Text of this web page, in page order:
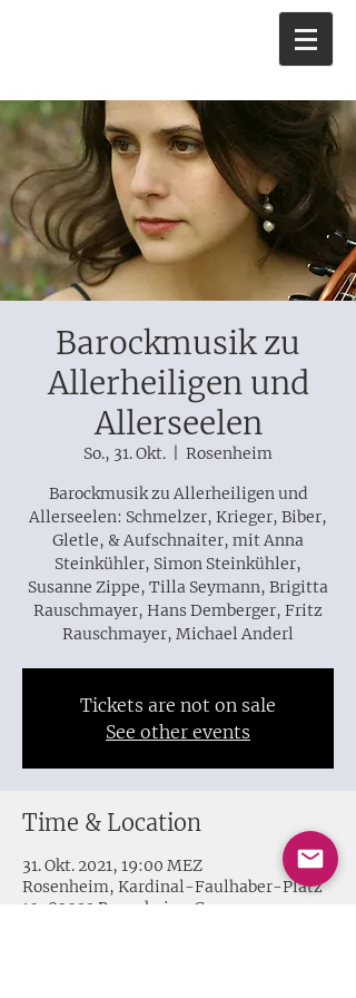
Barockmusik zu
Allerheiligen und
Allerseelen
So., 31. Okt.
Rosenheim
Barockmusik zu Allerheiligen und
Allerseelen: Schmelzer, Krieger, Biber,
Gletle, & Aufschnaiter, mit Anna
Steinkühler, Simon Steinkühler,
Susanne Zippe, Tilla Seymann, Brigitta
Rauschmayer, Hans Demberger, Fritz
Rauschmayer, Michael Anderl
Tickets are not on sale
See other events
Time & Location
31. Okt. 2021, 19:00 MEZ
Rosenheim, Kardinal-Faulhaber-Platz
10, 83022 Rosenheim, Germany